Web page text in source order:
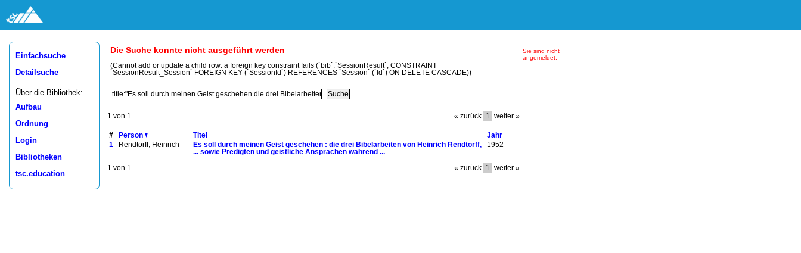
Einfachsuche
Detailsuche
Über die Bibliothek:
Aufbau
Ordnung
Login
Bibliotheken
tsc.education
Sie sind nicht
angemeldet.
Die Suche konnte nicht ausgeführt werden
(Cannot add or update a child row: a foreign key constraint fails (`bib`.`SessionResult`, CONSTRAINT
`SessionResult_Session` FOREIGN KEY (`SessionId`) REFERENCES `Session` (`Id`) ON DELETE CASCADE))
1 von 1 « zurück 1 weiter »
# Person Titel
Jahr
1
Rendtorff, Heinrich
Es soll durch meinen Geist geschehen : die drei Bibelarbeiten von Heinrich Rendtorff,
... sowie Predigten und geistliche Ansprachen während ...
1952
1 von 1 « zurück 1 weiter »